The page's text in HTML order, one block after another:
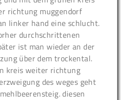
richtung muggendorf
linker hand eine schlucht.
durchschrittenen
ist man wieder an der
über dem trockental.
kreis weiter richtung
des weges geht
diesen